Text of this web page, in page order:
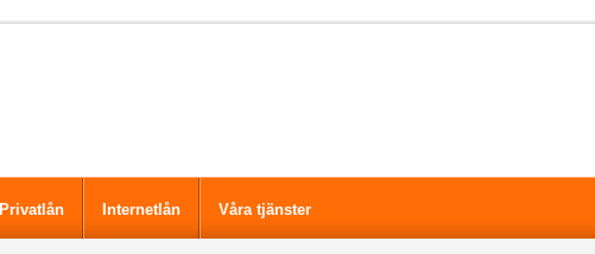
Privatlån Internetlån Våra tjänster